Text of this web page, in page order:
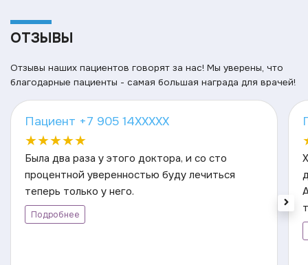
ОТЗЫВЫ
Отзывы наших пациентов говорят за нас! Мы уверены, что
благодарные пациенты - самая большая награда для врачей!
Пациент +7 905 14XXXXX
★★★★★
Была два раза у этого доктора, и со сто
процентной уверенностью буду лечиться
теперь только у него.
Подробнее